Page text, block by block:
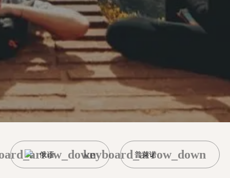
俄语 普莱诺
keyboard_arrow_down